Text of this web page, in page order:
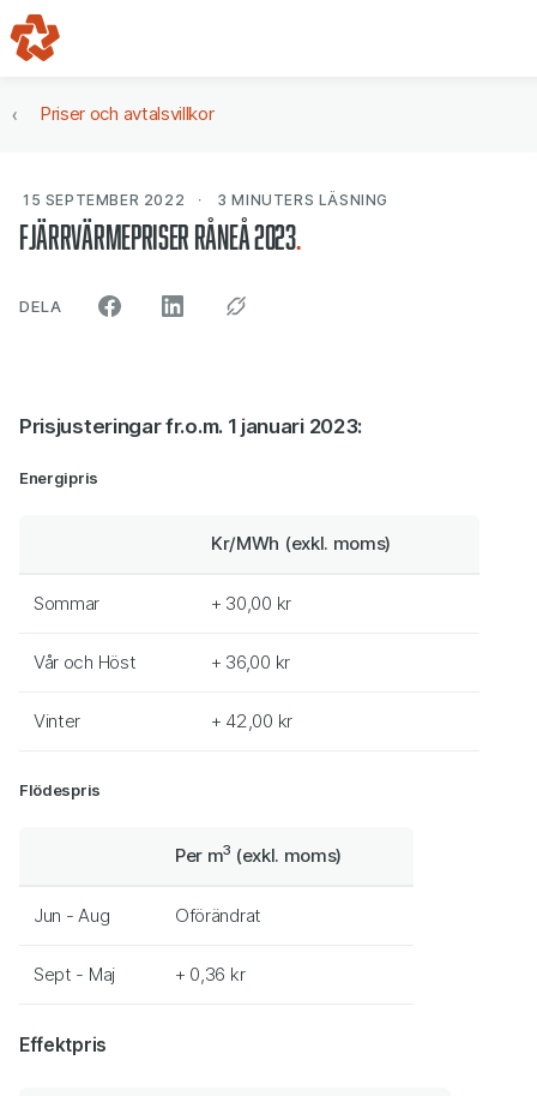
Gå till navigering
Gå till innehåll
Priser och avtalsvillkor
15 SEPTEMBER 2022 3 MINUTERS LÄSNING
Fjärrvärmepriser Råneå 2023
DELA ARTIKELN PÅ SOCIALA MEDIER"
Prisjusteringar fr.o.m. 1 januari 2023:
Energipris
Kr/MWh (exkl. moms)
Sommar + 30,00 kr
Vår och Höst + 36,00 kr
Vinter + 42,00 kr
Flödespris
Per m3 (exkl. moms)
Jun - Aug Oförändrat
Sept - Maj + 0,36 kr
Effektpris